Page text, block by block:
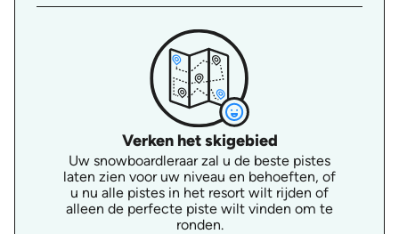
Verken het skigebied
Uw snowboardleraar zal u de beste pistes
laten zien voor uw niveau en behoeften, of
u nu alle pistes in het resort wilt rijden of
alleen de perfecte piste wilt vinden om te
ronden.